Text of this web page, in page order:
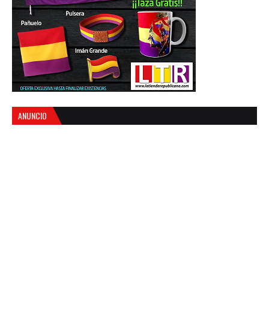
ANUNCIO